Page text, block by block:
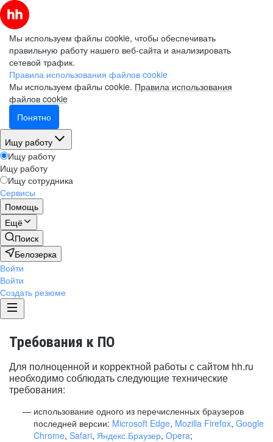
Мы используем файлы cookie, чтобы обеспечивать
правильную работу нашего веб-сайта и анализировать
сетевой трафик.
Правила использования файлов cookie
Мы используем файлы cookie. Правила использования
файлов cookie
Понятно
Ищу работу
Ищу работу
Ищу работу
Ищу сотрудника
Сервисы
Помощь
Ещё
Поиск
Белозерка
Войти
Войти
Создать резюме
Требования к ПО
Для полноценной и корректной работы с сайтом hh.ru
необходимо соблюдать следующие технические
требования:
использование одного из перечисленных браузеров
последней версии: Microsoft Edge, Mozilla Firefox, Google
Chrome, Safari, Яндекс.Браузер, Opera;